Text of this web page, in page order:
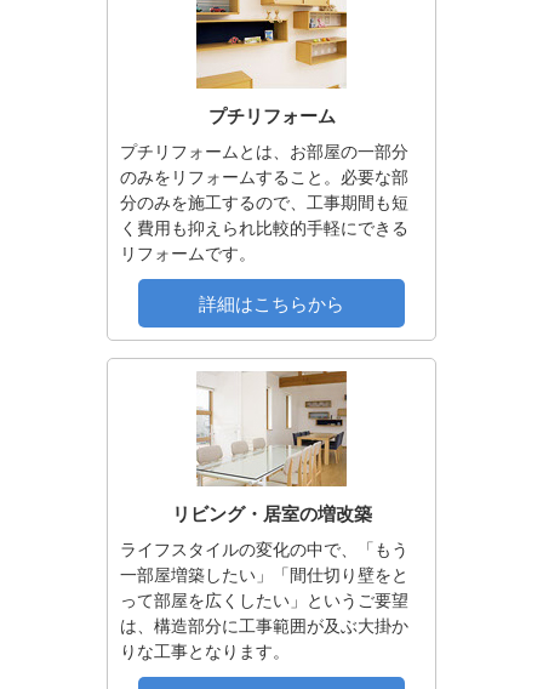
プチリフォーム
プチリフォームとは、お部屋の一部分
のみをリフォームすること。必要な部
分のみを施工するので、工事期間も短
く費用も抑えられ比較的手軽にできる
リフォームです。
詳細はこちらから
リビング・居室の増改築
ライフスタイルの変化の中で、「もう
一部屋増築したい」「間仕切り壁をと
って部屋を広くしたい」というご要望
は、構造部分に工事範囲が及ぶ大掛か
りな工事となります。